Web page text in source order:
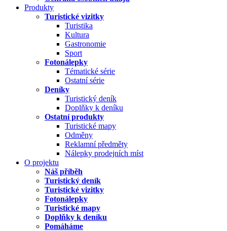
Produkty
Turistické vizitky
Turistika
Kultura
Gastronomie
Sport
Fotonálepky
Tématické série
Ostatní série
Deníky
Turistický deník
Doplňky k deníku
Ostatní produkty
Turistické mapy
Odměny
Reklamní předměty
Nálepky prodejních míst
O projektu
Náš příběh
Turistický deník
Turistické vizitky
Fotonálepky
Turistické mapy
Doplňky k deníku
Pomáháme